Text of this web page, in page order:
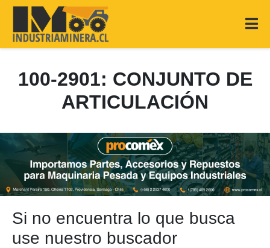
100-2901: CONJUNTO DE
ARTICULACIÓN
Si no encuentra lo que busca
use nuestro buscador